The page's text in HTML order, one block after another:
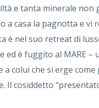
e tanta minerale non
casa la pagnotta e vi
è nel suo retreat di
ed è fuggito al MARE –
colui che si erge
Il cosiddetto